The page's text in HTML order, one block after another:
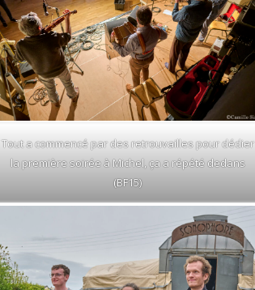
Tout a commencé par des retrouvailles pour dédier
la première soirée à Michel, ça a répété dedans
(BF15)